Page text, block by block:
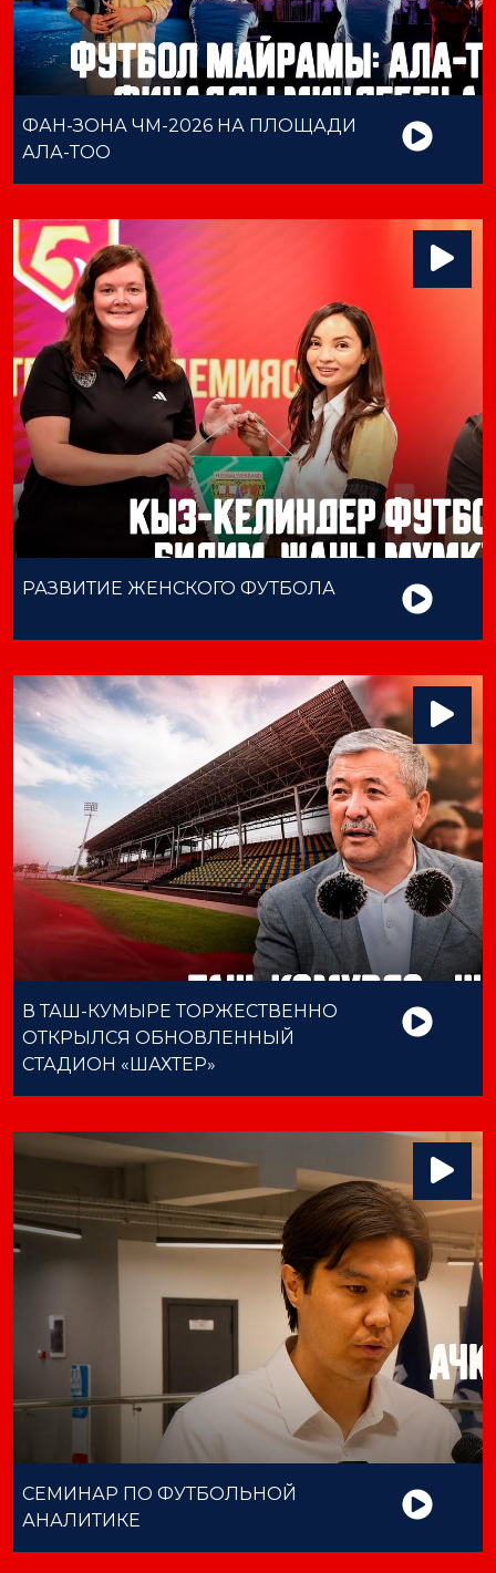
ФАН-ЗОНА ЧМ-2026 НА ПЛОЩАДИ
АЛА-ТОО
РАЗВИТИЕ ЖЕНСКОГО ФУТБОЛА
В ТАШ-КУМЫРЕ ТОРЖЕСТВЕННО
ОТКРЫЛСЯ ОБНОВЛЕННЫЙ
СТАДИОН «ШАХТЕР»
СЕМИНАР ПО ФУТБОЛЬНОЙ
АНАЛИТИКЕ